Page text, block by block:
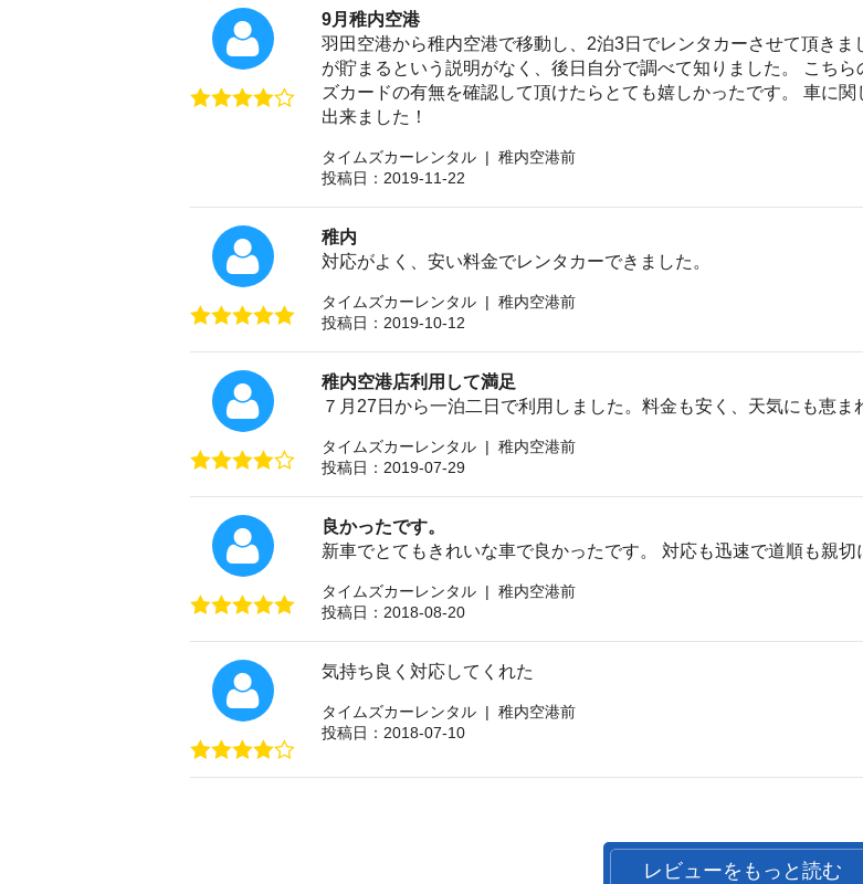
9月稚内空港
羽田空港から稚内空港で移動し、2泊3日でレンタカーさせて頂き
が貯まるという説明がなく、後日自分で調べて知りました。 こち
ズカードの有無を確認して頂けたらとても嬉しかったです。 車に
出来ました！
タイムズカーレンタル | 稚内空港前
投稿日：2019-11-22
稚内
対応がよく、安い料金でレンタカーできました。
タイムズカーレンタル | 稚内空港前
投稿日：2019-10-12
稚内空港店利用して満足
７月27日から一泊二日で利用しました。料金も安く、天気にも恵
タイムズカーレンタル | 稚内空港前
投稿日：2019-07-29
良かったです。
新車でとてもきれいな車で良かったです。 対応も迅速で道順も親
タイムズカーレンタル | 稚内空港前
投稿日：2018-08-20
気持ち良く対応してくれた
タイムズカーレンタル | 稚内空港前
投稿日：2018-07-10
レビューをもっと読む